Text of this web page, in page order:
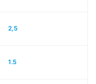
2,5
1.5